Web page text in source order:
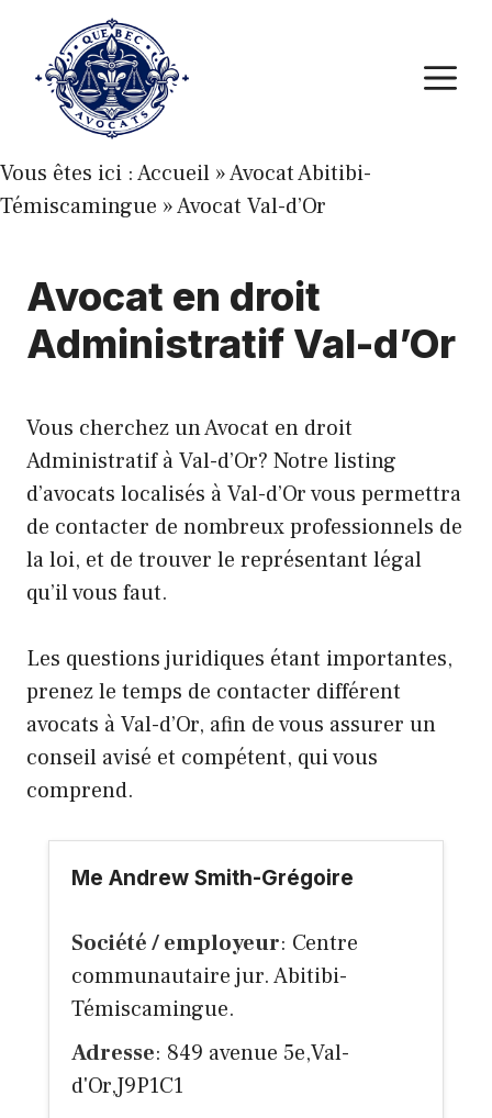
contenu
Vous êtes ici :Accueil »Avocat Abitibi-
Témiscamingue »Avocat Val-d’Or
Avocat en droit
Administratif Val-d’Or
Vous cherchez un Avocat en droit
Administratif à Val-d’Or? Notre listing
d’avocats localisés à Val-d’Or vous permettra
de contacter de nombreux professionnels de
la loi, et de trouver le représentant légal
qu’il vous faut.
Les questions juridiques étant importantes,
prenez le temps de contacter différent
avocats à Val-d’Or, afin de vous assurer un
conseil avisé et compétent, qui vous
comprend.
Me Andrew Smith-Grégoire
Société / employeur: Centre
communautaire jur. Abitibi-
Témiscamingue.
Adresse: 849 avenue 5e,Val-
d'Or,J9P1C1